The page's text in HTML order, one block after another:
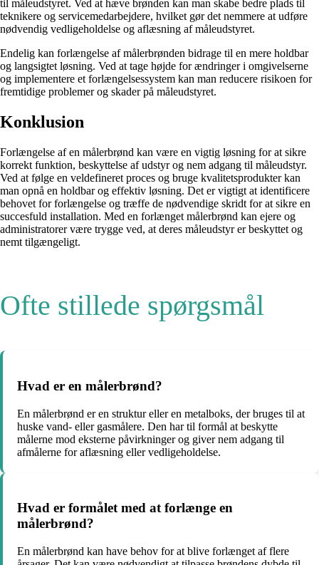
til måleudstyret. Ved at hæve brønden kan man skabe bedre plads til
teknikere og servicemedarbejdere, hvilket gør det nemmere at udføre
nødvendig vedligeholdelse og aflæsning af måleudstyret.
Endelig kan forlængelse af målerbrønden bidrage til en mere holdbar
og langsigtet løsning. Ved at tage højde for ændringer i omgivelserne
og implementere et forlængelsessystem kan man reducere risikoen for
fremtidige problemer og skader på måleudstyret.
Konklusion
Forlængelse af en målerbrønd kan være en vigtig løsning for at sikre
korrekt funktion, beskyttelse af udstyr og nem adgang til måleudstyr.
Ved at følge en veldefineret proces og bruge kvalitetsprodukter kan
man opnå en holdbar og effektiv løsning. Det er vigtigt at identificere
behovet for forlængelse og træffe de nødvendige skridt for at sikre en
succesfuld installation. Med en forlænget målerbrønd kan ejere og
administratorer være trygge ved, at deres måleudstyr er beskyttet og
nemt tilgængeligt.
Ofte stillede spørgsmål
Hvad er en målerbrønd?
En målerbrønd er en struktur eller en metalboks, der bruges til at
huske vand- eller gasmålere. Den har til formål at beskytte
målerne mod eksterne påvirkninger og giver nem adgang til
afmålerne for aflæsning eller vedligeholdelse.
Hvad er formålet med at forlænge en
målerbrønd?
En målerbrønd kan have behov for at blive forlænget af flere